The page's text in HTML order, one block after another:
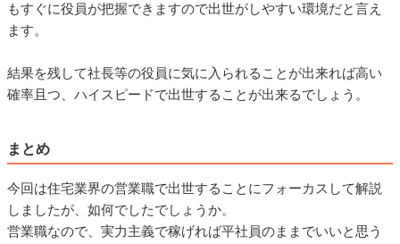
もすぐに役員が把握できますので出世がしやすい環境だと言え
ます。
結果を残して社長等の役員に気に入られることが出来れば高い
確率且つ、ハイスピードで出世することが出来るでしょう。
まとめ
今回は住宅業界の営業職で出世することにフォーカスして解説
しましたが、如何でしたでしょうか。
営業職なので、実力主義で稼げれば平社員のままでいいと思う